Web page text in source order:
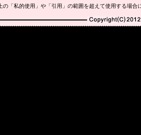
の「私的使用」や「引用」の範囲を超えて使用する場
Copyright(C)2010-